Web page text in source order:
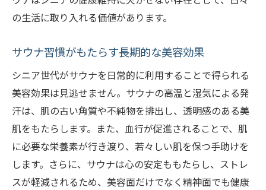
の生活に取り入れる価値があります。
サウナ習慣がもたらす長期的な美容効果
シニア世代がサウナを日常的に利用することで得られる
美容効果は見逃せません。サウナの高温と湿気による発
汗は、肌の古い角質や不純物を排出し、透明感のある美
肌をもたらします。また、血行が促進されることで、肌
に必要な栄養素が行き渡り、若々しい肌を保つ手助けを
します。さらに、サウナは心の安定ももたらし、ストレ
スが軽減されるため、美容面だけでなく精神面でも健康